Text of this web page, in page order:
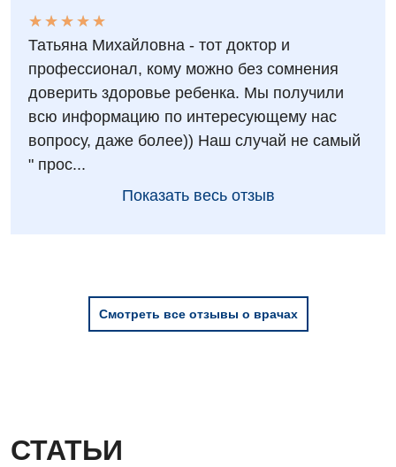
Терапевтическое отделение
Терапия
Травматологическое отделение
Урологическое отделение
Урология
Для детей
Детская кардиоревматология
★
★
★
★
★
★ ★ ★ ★ ★
Татьяна Михайловна - тот доктор и
профессионал, кому можно без сомнения
доверить здоровье ребенка. Мы получили
всю информацию по интересующему нас
вопросу, даже более)) Наш случай не самый
" прос...
Показать весь отзыв
Смотреть все отзывы о врачах
СТАТЬИ